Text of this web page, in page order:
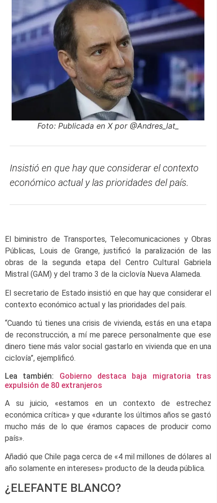
Foto: Publicada en X por @Andres_lat_
Insistió en que hay que considerar el contexto
económico actual y las prioridades del país.
El biministro de Transportes, Telecomunicaciones y Obras
Públicas, Louis de Grange, justificó la paralización de las
obras de la segunda etapa del Centro Cultural Gabriela
Mistral (GAM) y del tramo 3 de la ciclovía Nueva Alameda.
El secretario de Estado insistió en que hay que considerar el
contexto económico actual y las prioridades del país.
“Cuando tú tienes una crisis de vivienda, estás en una etapa
de reconstrucción, a mí me parece personalmente que ese
dinero tiene más valor social gastarlo en vivienda que en una
ciclovía”, ejemplificó.
Lea también: Gobierno destaca baja migratoria tras
expulsión de 80 extranjeros
A su juicio, «estamos en un contexto de estrechez
económica crítica» y que «durante los últimos años se gastó
mucho más de lo que éramos capaces de producir como
país».
Añadió que Chile paga cerca de «4 mil millones de dólares al
año solamente en intereses» producto de la deuda pública.
¿ELEFANTE BLANCO?